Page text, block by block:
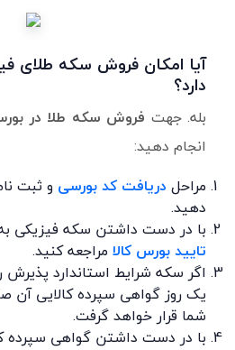
آیا امکان فروش سکه طلای
دارد؟
بله. جهت فروش سکه طلا در
انجام دهید:
مراحل دریافت کد بورسی و ثبت
دهید.
با در دست داشتن سکه فیزیکی
تایید بورس کالا مراجعه کنید.
اگر سکه شرایط استاندارد
یک روز گواهی سپرده کالایی آن
شما قرار خواهد گرفت.
با در دست داشتن گواهی سپرده